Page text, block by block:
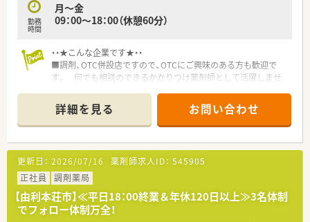
勤務
時間
月～金
09：00～18：00（休憩60分）
・・★こんな企業です★・・
■調剤、OTC併設店ですので、OTCにご興味のある方も歓迎で
す。 何でも相談のできるかかりつけ薬剤師として活躍しませ
■年間休日110日、有休消化もしやすい環境です。しっかり働い
て、その分オフの日はゆっくりリフレッシュできます。メリハリ
をつけながらお仕事したい方にも最適です
■大手チェーン薬局ならではの福利厚生が充実していますので、
産休育休制度や育児介護短時間勤務制度など、ライフスタイルの
変化にあわせて安心してお仕事を続けられる実績が多数ありま
す。
■教育体制の他、明確な昇格基準を設けていますので、ご自身の
頑張りがはっきりと反映され、やりがいを持って取り組んでいく
ことができます
詳細を見る お問い合わせ
更新日： 2026/07/16 薬剤師求人ID： 545905
正社員
調剤薬局
【由利本荘市】≪平日18：00終業＆年休120日以上≫3名体制
でフォロー体制万全！